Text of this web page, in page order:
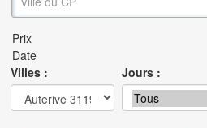
Villes : Jours :